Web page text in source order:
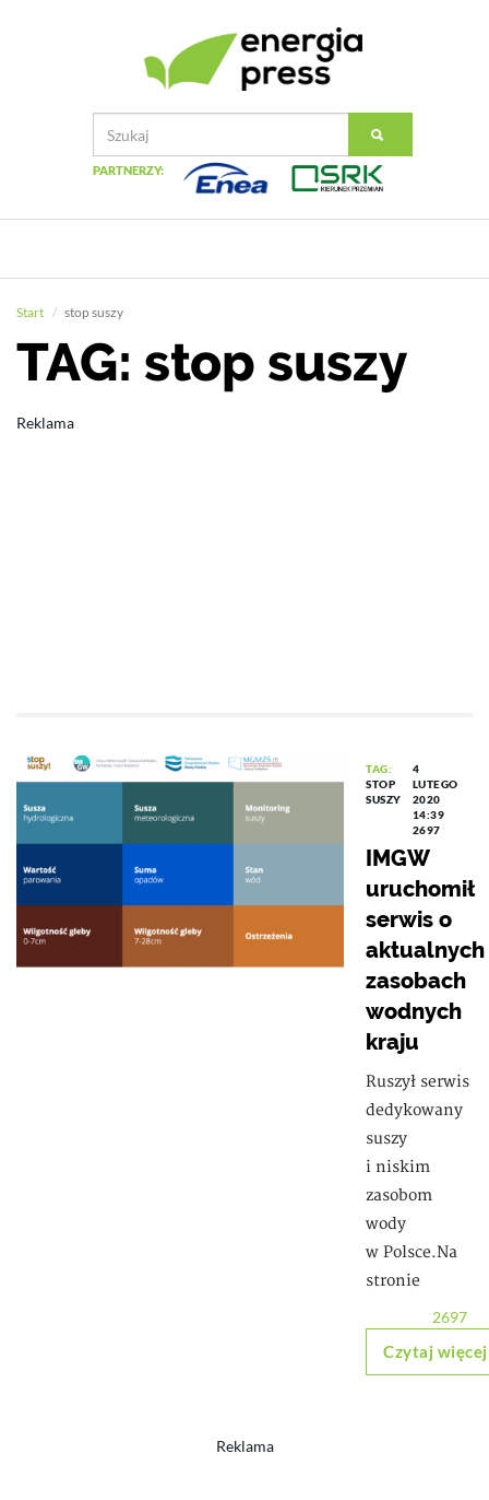
PARTNERZY:
Start stop suszy
TAG: stop suszy
Reklama
TAG:
STOP
SUSZY
4
LUTEGO
2020
14:39
2697
IMGW
uruchomił
serwis o
aktualnych
zasobach
wodnych
kraju
Ruszył serwis
dedykowany
suszy
i niskim
zasobom
wody
w Polsce.Na
stronie
2697
Czytaj więcej
Reklama